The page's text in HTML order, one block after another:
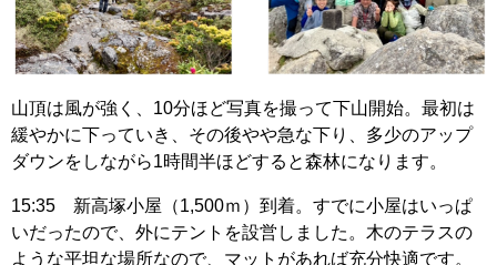
山頂は風が強く、10分ほど写真を撮って下山開始。最初は
緩やかに下っていき、その後やや急な下り、多少のアップ
ダウンをしながら1時間半ほどすると森林になります。
15:35 新高塚小屋（1,500ｍ）到着。すでに小屋はいっぱ
いだったので、外にテントを設営しました。木のテラスの
ような平坦な場所なので、マットがあれば充分快適です。